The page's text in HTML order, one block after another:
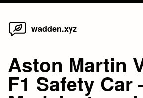
Skip
wadden.xyz
Aston Martin
F1 Safety Car